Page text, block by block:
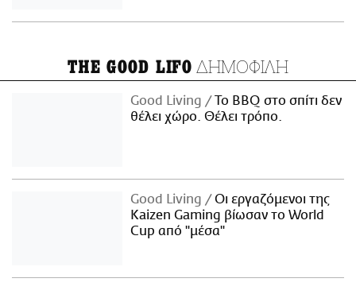
THE GOOD LIFO ΔΗΜΟΦΙΛΗ
Good Living
Το BBQ στο σπίτι δεν
θέλει χώρο. Θέλει τρόπο.
Good Living
Οι εργαζόμενοι της
Kaizen Gaming βίωσαν το World
Cup από "μέσα"